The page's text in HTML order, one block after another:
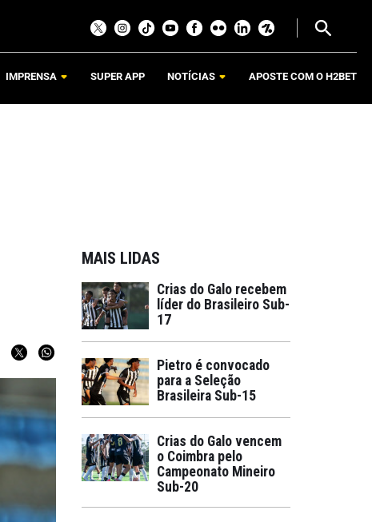
IMPRENSA SUPER APP NOTÍCIAS APOSTE COM O H2BET
MAIS LIDAS
Crias do Galo recebem
líder do Brasileiro Sub-
17
Pietro é convocado
para a Seleção
Brasileira Sub-15
Crias do Galo vencem
o Coimbra pelo
Campeonato Mineiro
Sub-20